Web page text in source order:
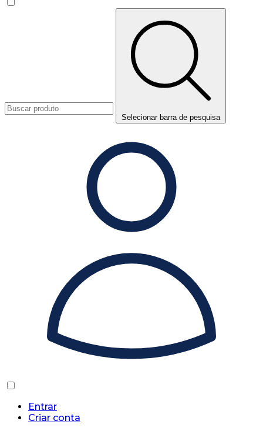
Selecionar barra de pesquisa
Entrar
Criar conta